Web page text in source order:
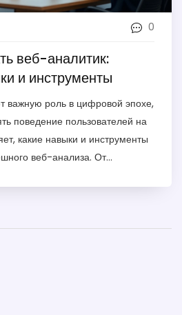
0
веб-аналитик:
и инструменты
важную роль в цифровой эпохе,
поведение пользователей на
какие навыки и инструменты
веб-анализа. От
интересные советы